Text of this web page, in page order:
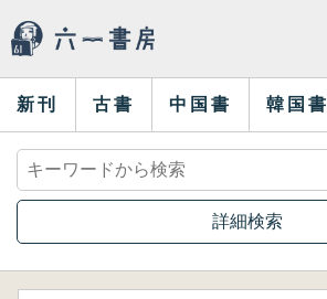
新刊 古書 中国書 韓国書
詳細検索